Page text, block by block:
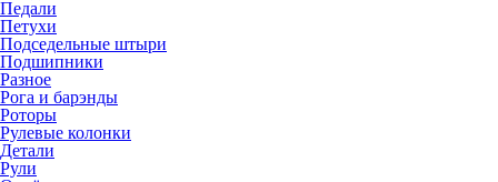
Педали
Петухи
Подседельные штыри
Подшипники
Разное
Рога и барэнды
Роторы
Рулевые колонки
Детали
Рули